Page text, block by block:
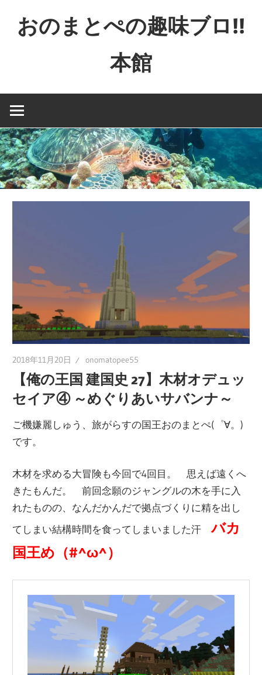
へ
キ
ッ
プ
おのまとぺの趣味ブロ!!
本館
撮
か
映
画
と
か
ロ
グ
2018年11月20日 onomatopee55
【俺の王国 建国史 27】木材オデュッ
セイア④ ～めぐりあいサバンナ～
ご機嫌麗しゅう、旅がらすの国王おのまとぺ(゜∀。)
です。
木材を求める大冒険も今回で4回目。 思えば遠くへ
きたもんだ。 前回念願のジャングルの木を手に入
れたものの、なんだかんだで拠点づくりに精を出し
てしまい結構時間を食ってしまいました汗バカ
国王め（#^ω^）